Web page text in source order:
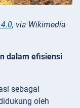
4.0, via Wikimedia
dalam efisiensi
sebagai
oleh